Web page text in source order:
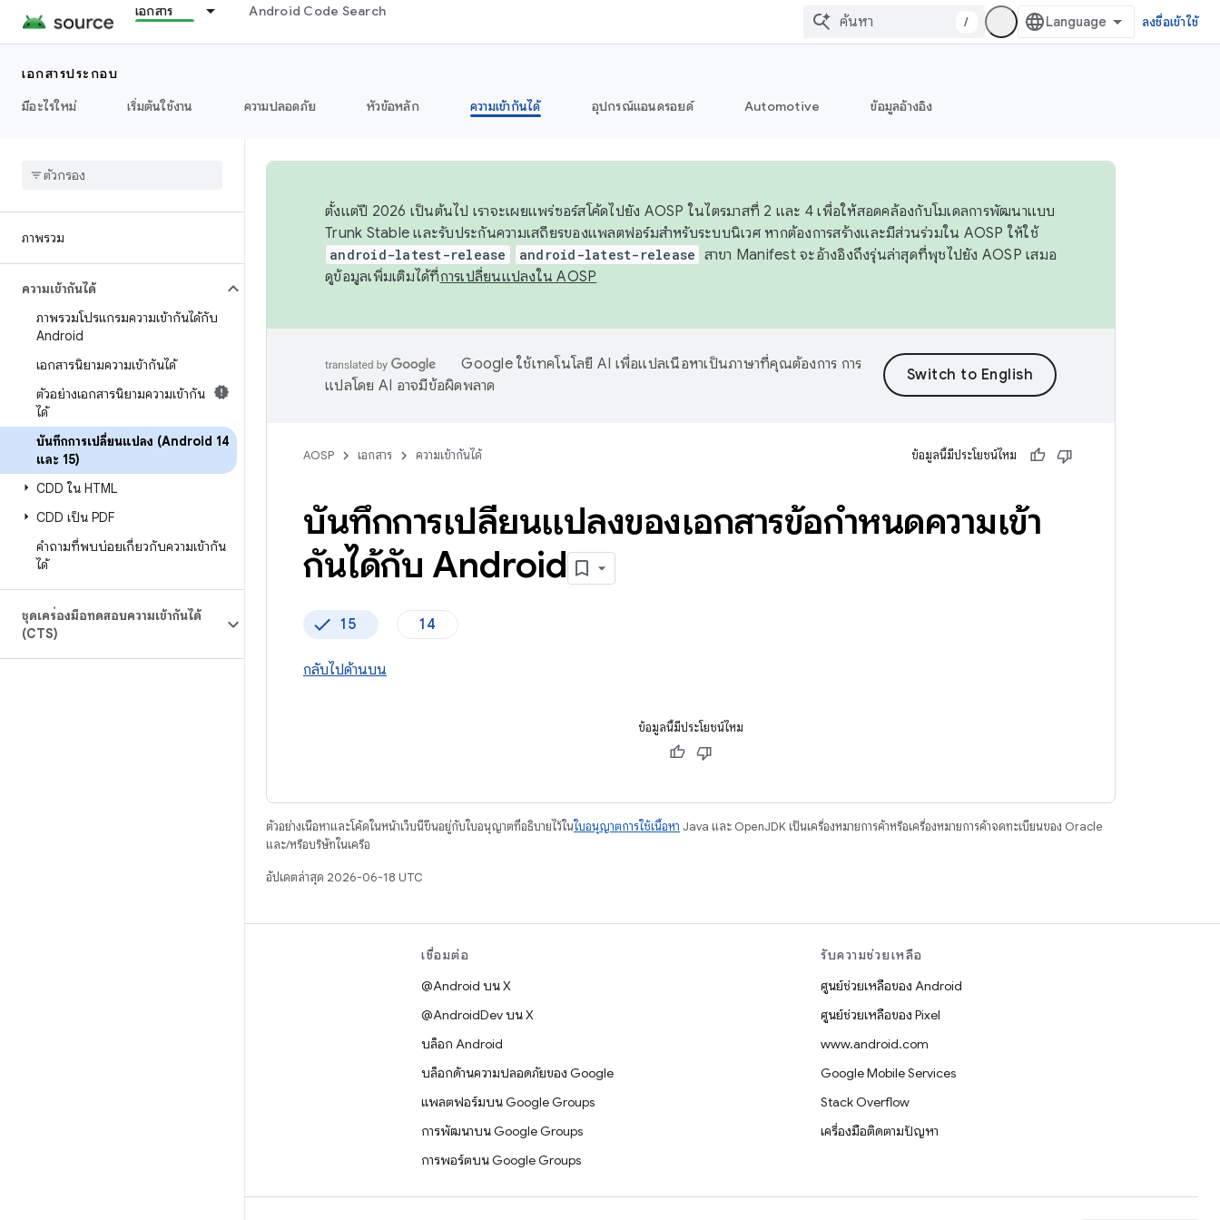
เอกสาร Android Code Search
/ ลงชื่อเข้าใช้
เอกสารประกอบ
มีอะไรใหม่
เริ่มต้นใช้งาน ความปลอดภัย หัวข้อหลัก ความเข้ากันได้ อุปกรณ์แอนดรอยด์ Automotive ข้อมูลอ้างอิง
ภาพรวม
ความเข้ากันได้
ภาพรวมโปรแกรมความเข้ากันได้กับ
Android
เอกสารนิยามความเข้ากันได้
ตัวอย่างเอกสารนิยามความเข้ากัน
ได้
บันทึกการเปลี่ยนแปลง (Android 14
และ 15)
CDD ใน HTML
CDD เป็น PDF
คำถามที่พบบ่อยเกี่ยวกับความเข้ากัน
ได้
ชุดเครื่องมือทดสอบความเข้ากันได้
(CTS)
ตั้งแต่ปี 2026 เป็นต้นไป เราจะเผยแพร่ซอร์สโค้ดไปยัง AOSP ในไตรมาสที่ 2 และ 4 เพื่อให้สอดคล้องกับโมเดลการพัฒนาแบบ
Trunk Stable และรับประกันความเสถียรของแพลตฟอร์มสำหรับระบบนิเวศ หากต้องการสร้างและมีส่วนร่วมใน AOSP ให้ใช้
android-latest-release android-latest-release สาขา Manifest จะอ้างอิงถึงรุ่นล่าสุดที่พุชไปยัง AOSP เสมอ
ดูข้อมูลเพิ่มเติมได้ที่การเปลี่ยนแปลงใน AOSP
Google ใช้เทคโนโลยี AI เพื่อแปลเนื้อหาเป็นภาษาที่คุณต้องการ การ
แปลโดย AI อาจมีข้อผิดพลาด
AOSP เอกสาร ความเข้ากันได้ ข้อมูลนี้มีประโยชน์ไหม
บันทึกการเปลี่ยนแปลงของเอกสารข้อกำหนดความเข้า
กันได้กับ Android
15 14
กลับไปด้านบน
ข้อมูลนี้มีประโยชน์ไหม
ตัวอย่างเนื้อหาและโค้ดในหน้าเว็บนี้ขึ้นอยู่กับใบอนุญาตที่อธิบายไว้ในใบอนุญาตการใช้เนื้อหา Java และ OpenJDK เป็นเครื่องหมายการค้าหรือเครื่องหมายการค้าจดทะเบียนของ Oracle
และ/หรือบริษัทในเครือ
อัปเดตล่าสุด 2026-06-18 UTC
เชื่อมต่อ
@Android บน X
@AndroidDev บน X
บล็อก Android
บล็อกด้านความปลอดภัยของ Google
แพลตฟอร์มบน Google Groups
การพัฒนาบน Google Groups
การพอร์ตบน Google Groups
รับความช่วยเหลือ
ศูนย์ช่วยเหลือของ Android
ศูนย์ช่วยเหลือของ Pixel
www.android.com
Google Mobile Services
Stack Overflow
เครื่องมือติดตามปัญหา